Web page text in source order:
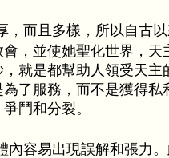
，而且多樣，所以自古
，並使她聖化世界，
就是都幫助人領受天
了服務，而不是獲得
鬥和分裂。
內容易出現誤解和張力